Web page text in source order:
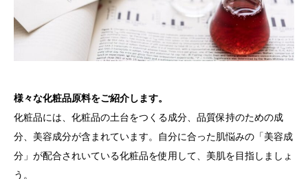
様々な化粧品原料をご紹介します。
化粧品には、化粧品の土台をつくる成分、品質保持のための成
分、美容成分が含まれています。自分に合った肌悩みの「美容成
分」が配合されいている化粧品を使用して、美肌を目指しましょ
う。